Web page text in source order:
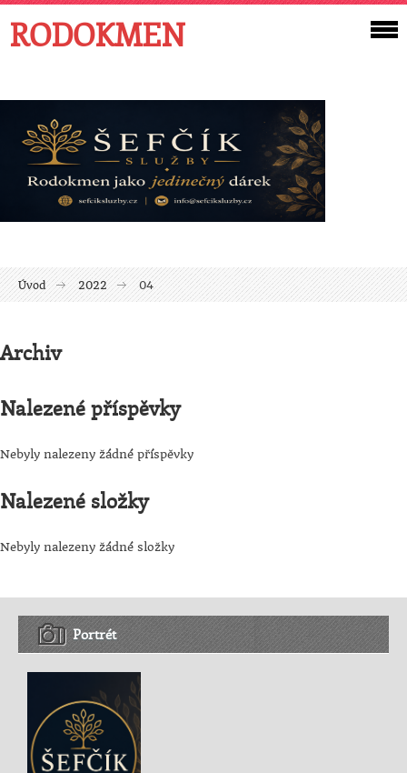
RODOKMEN
Úvod 2022 04
Archiv
Nalezené příspěvky
Nebyly nalezeny žádné příspěvky
Nalezené složky
Nebyly nalezeny žádné složky
Portrét